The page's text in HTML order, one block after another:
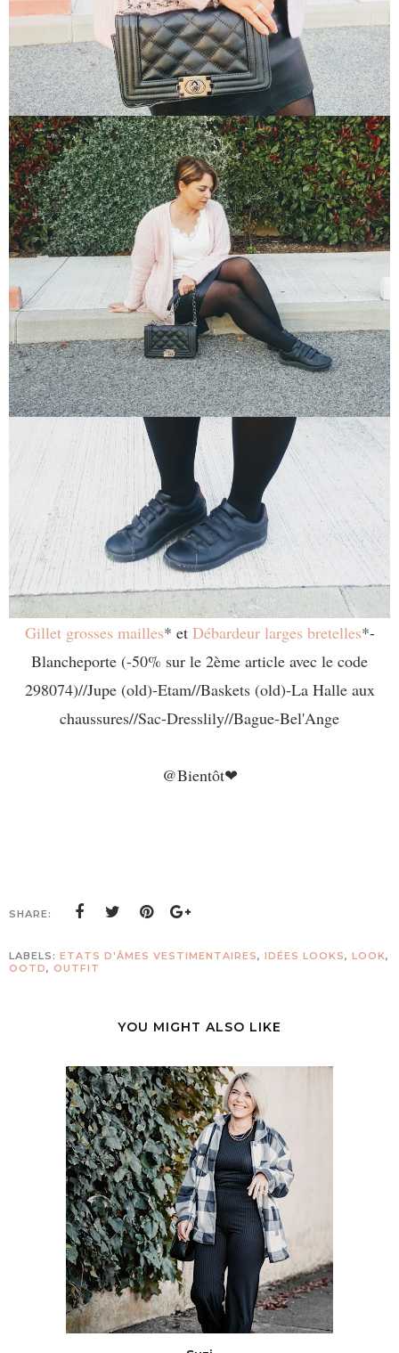
Gillet grosses mailles* et Débardeur larges bretelles*-
Blancheporte (-50% sur le 2ème article avec le code
298074)//Jupe (old)-Etam//Baskets (old)-La Halle aux
chaussures//Sac-Dresslily//Bague-Bel'Ange
@Bientôt❤
SHARE:
LABELS: ETATS D'ÂMES VESTIMENTAIRES, IDÉES LOOKS, LOOK,
OOTD, OUTFIT
YOU MIGHT ALSO LIKE